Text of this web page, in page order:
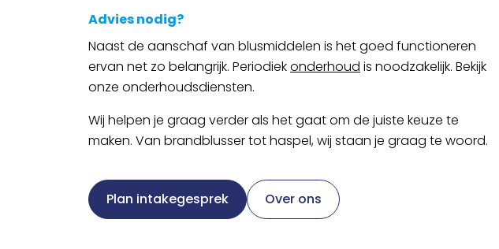
Advies nodig?
Naast de aanschaf van blusmiddelen is het goed functioneren
ervan net zo belangrijk. Periodiekonderhoud is noodzakelijk. Bekijk
onze onderhoudsdiensten.
Wij helpen je graag verder als het gaat om de juiste keuze te
maken. Van brandblusser tot haspel, wij staan je graag te woord.
Plan intakegesprek Over ons